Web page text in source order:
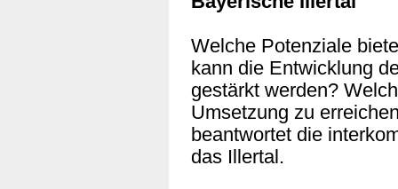
Welche Potenziale
kann die Entwicklung
gestärkt werden?
Umsetzung zu
beantwortet die
das Illertal.